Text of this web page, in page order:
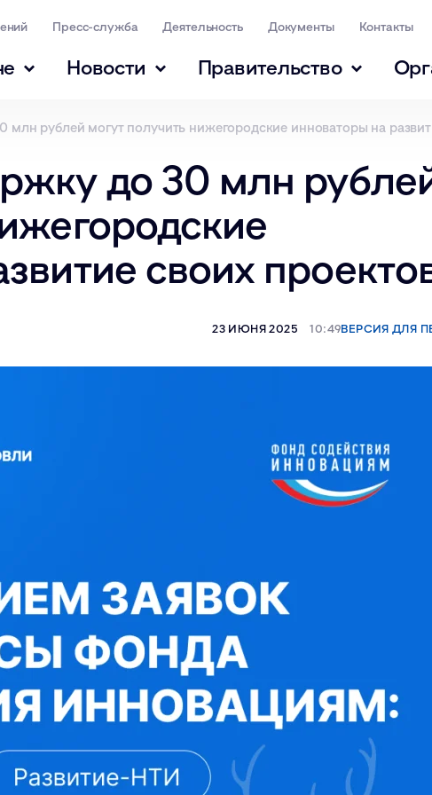
Пресс-служба Деятельность Документы Контакты
Новости Правительство
млн рублей могут получить нижегородские инноваторы на
до 30 млн
своих
23 ИЮНЯ 2025 10:49ВЕРСИЯ ДЛЯ